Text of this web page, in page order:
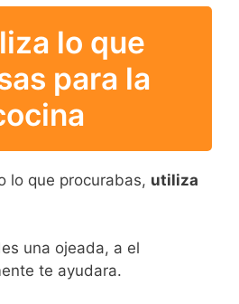
lo que
para la
lo que procurabas, utiliza
una ojeada, a el
te ayudara.